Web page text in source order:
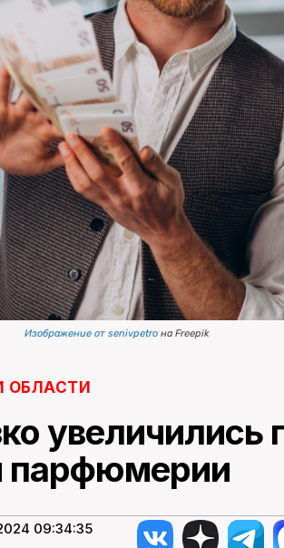
Изображение от senivpetro на Freepik
ОБЛАСТИ
парфюмерии
09:34:35